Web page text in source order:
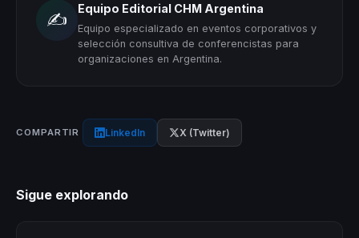
✍️
Equipo Editorial CHM Argentina
Equipo especializado en eventos corporativos y
selección consultiva de conferencistas para
organizaciones en Argentina.
COMPARTIR LinkedIn X (Twitter)
Sigue explorando